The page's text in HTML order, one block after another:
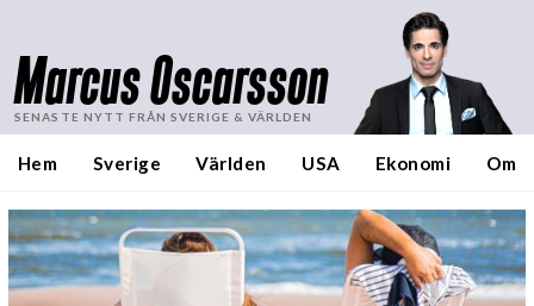
Marcus Oscarsson
SENASTE NYTT FRÅN SVERIGE & VÄRLDEN
Hem Sverige Världen USA Ekonomi Om